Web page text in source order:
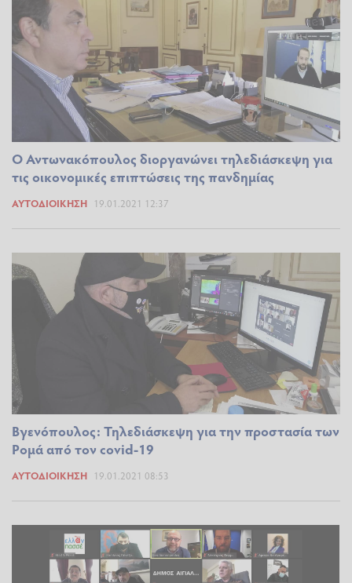
O Αντωνακόπουλος διοργανώνει τηλεδιάσκεψη για
τις οικονομικές επιπτώσεις της πανδημίας
ΑΥΤΟΔΙΟΊΚΗΣΗ 19.01.2021 12:37
Βγενόπουλος: Τηλεδιάσκεψη για την προστασία των
Ρομά από τον covid-19
ΑΥΤΟΔΙΟΊΚΗΣΗ 19.01.2021 08:53